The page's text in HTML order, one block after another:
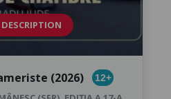
(2026) 12+